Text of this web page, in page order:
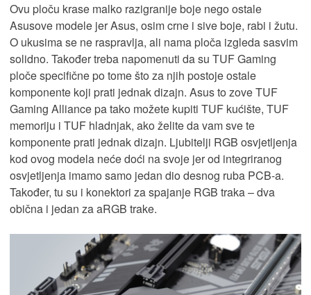
Ovu ploču krase malko razigranije boje nego ostale
Asusove modele jer Asus, osim crne i sive boje, rabi i žutu.
O ukusima se ne raspravlja, ali nama ploča izgleda sasvim
solidno. Također treba napomenuti da su TUF Gaming
ploče specifične po tome što za njih postoje ostale
komponente koji prati jednak dizajn. Asus to zove TUF
Gaming Alliance pa tako možete kupiti TUF kućište, TUF
memoriju i TUF hladnjak, ako želite da vam sve te
komponente prati jednak dizajn. Ljubitelji RGB osvjetljenja
kod ovog modela neće doći na svoje jer od integriranog
osvjetljenja imamo samo jedan dio desnog ruba PCB-a.
Također, tu su i konektori za spajanje RGB traka – dva
obična i jedan za aRGB trake.